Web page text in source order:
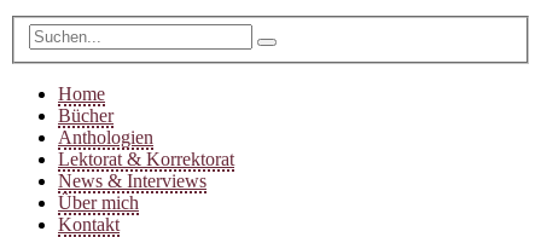
Home
Bücher
Anthologien
Lektorat & Korrektorat
News & Interviews
Über mich
Kontakt